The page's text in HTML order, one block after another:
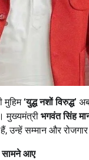
मुहिम‘युद्ध नशों विरुद्ध’
मुख्यमंत्री भगवंत सिंह
उन्हें सम्मान और रोजगार
आए